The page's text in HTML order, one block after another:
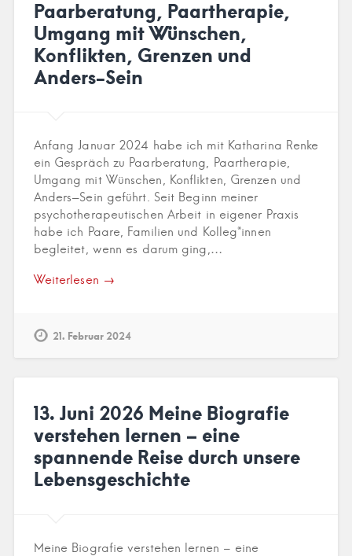
Paarberatung, Paartherapie,
Umgang mit Wünschen,
Konflikten, Grenzen und
Anders-Sein
Anfang Januar 2024 habe ich mit Katharina Renke
ein Gespräch zu Paarberatung, Paartherapie,
Umgang mit Wünschen, Konflikten, Grenzen und
Anders-Sein geführt. Seit Beginn meiner
psychotherapeutischen Arbeit in eigener Praxis
habe ich Paare, Familien und Kolleg*innen
begleitet, wenn es darum ging,…
Weiterlesen →
21. Februar 2024
13. Juni 2026 Meine Biografie
verstehen lernen – eine
spannende Reise durch unsere
Lebensgeschichte
Meine Biografie verstehen lernen – eine